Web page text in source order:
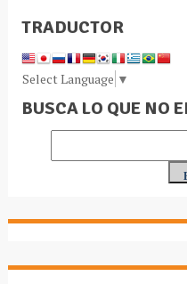
TRADUCTOR
Select Language ▼
BUSCA LO QUE NO